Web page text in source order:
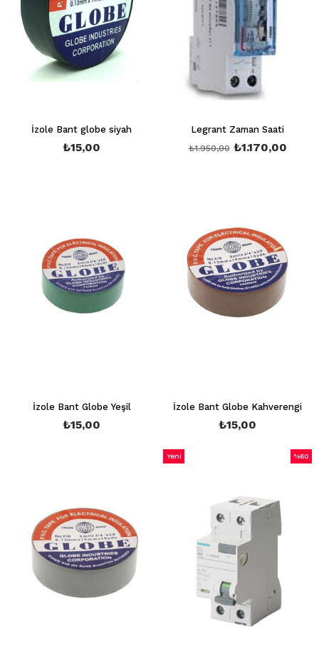
İzole Bant globe siyah
₺15,00
Legrant Zaman Saati
₺1.170,00
₺1.950,00
İzole Bant Globe Yeşil
₺15,00
İzole Bant Globe Kahverengi
₺15,00
%60
Yeni